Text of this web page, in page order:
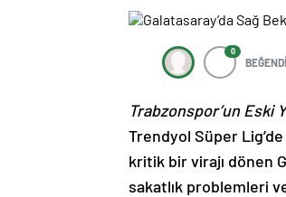
0
Trabzonspor’un Eski
Trendyol Süper
kritik bir virajı dönen
sakatlık problemleri